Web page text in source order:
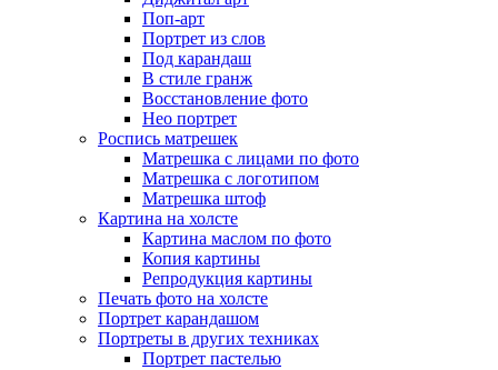
Поп-арт
Портрет из слов
Под карандаш
В стиле гранж
Восстановление фото
Нео портрет
Роспись матрешек
Матрешка с лицами по фото
Матрешка с логотипом
Матрешка штоф
Картина на холсте
Картина маслом по фото
Копия картины
Репродукция картины
Печать фото на холсте
Портрет карандашом
Портреты в других техниках
Портрет пастелью